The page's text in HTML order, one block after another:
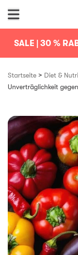
SALE | 30 %
Startseite > Diet &
Unverträglichkeit